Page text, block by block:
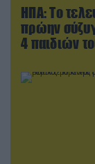
ΗΠΑ: Το
πρώην
4 παιδιών